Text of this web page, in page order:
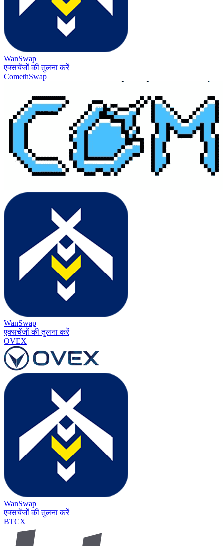
WanSwap
एक्सचेंजों की तुलना करें
ComethSwap
WanSwap
एक्सचेंजों की तुलना करें
OVEX
WanSwap
एक्सचेंजों की तुलना करें
BTCX